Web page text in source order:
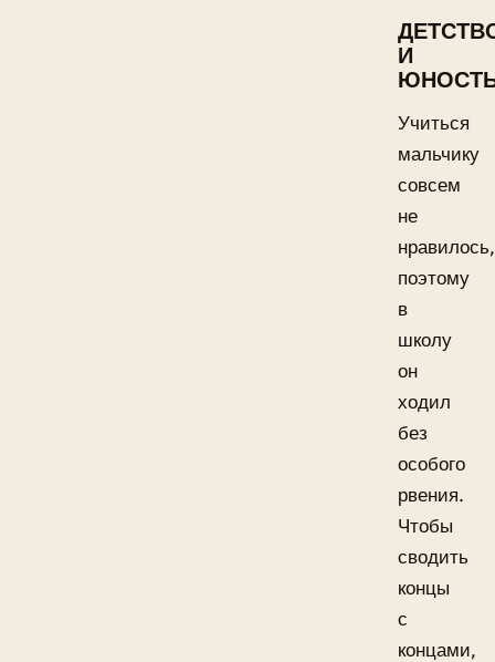
И
Учиться
мальчику
совсем
не
нравилось,
поэтому
в
школу
он
ходил
без
особого
рвения.
Чтобы
сводить
концы
с
концами,